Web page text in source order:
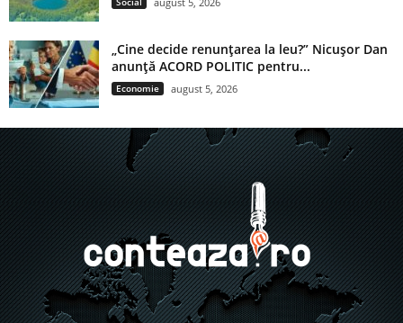
„Cine decide renunțarea la leu?” Nicușor Dan
anunță ACORD POLITIC pentru...
Economie august 5, 2026